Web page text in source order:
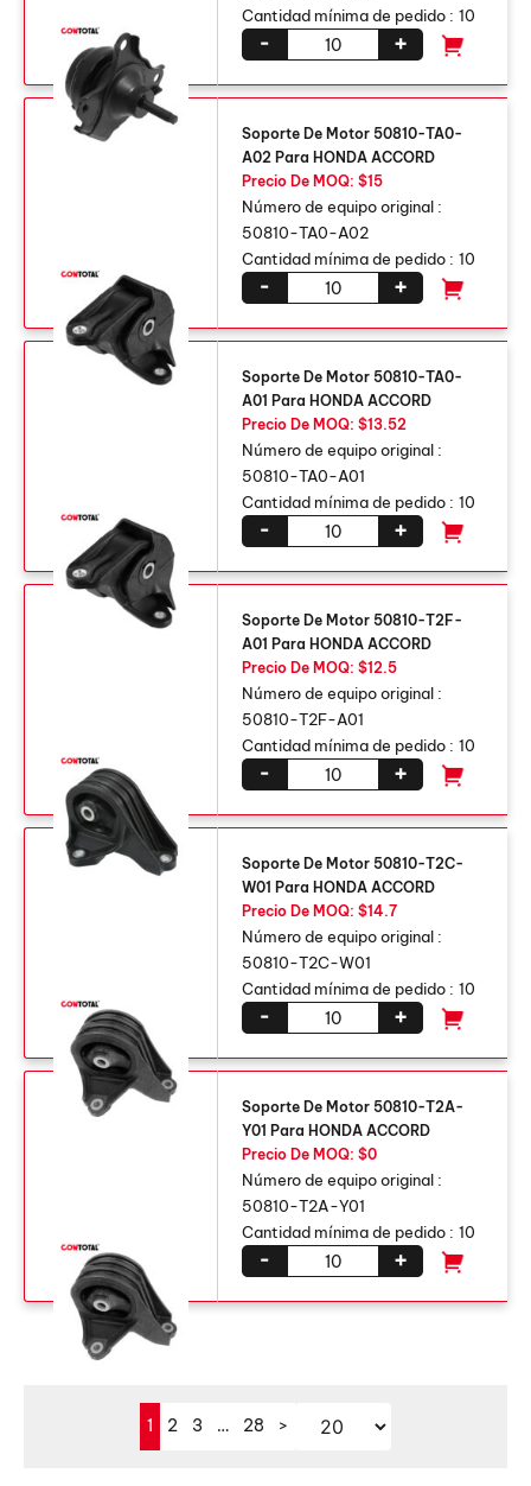
Cantidad mínima de pedido : 10
+
-
Soporte De Motor 50810-TA0-
A02 Para HONDA ACCORD
Precio De MOQ: $15
Número de equipo original :
50810-TA0-A02
Cantidad mínima de pedido : 10
+
-
Soporte De Motor 50810-TA0-
A01 Para HONDA ACCORD
Precio De MOQ: $13.52
Número de equipo original :
50810-TA0-A01
Cantidad mínima de pedido : 10
+
-
Soporte De Motor 50810-T2F-
A01 Para HONDA ACCORD
Precio De MOQ: $12.5
Número de equipo original :
50810-T2F-A01
Cantidad mínima de pedido : 10
+
-
Soporte De Motor 50810-T2C-
W01 Para HONDA ACCORD
Precio De MOQ: $14.7
Número de equipo original :
50810-T2C-W01
Cantidad mínima de pedido : 10
+
-
Soporte De Motor 50810-T2A-
Y01 Para HONDA ACCORD
Precio De MOQ: $0
Número de equipo original :
50810-T2A-Y01
Cantidad mínima de pedido : 10
+
-
1 2 3 … 28 >